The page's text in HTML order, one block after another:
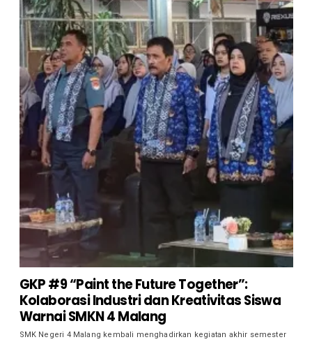
GKP #9 “Paint the Future Together”:
Kolaborasi Industri dan Kreativitas Siswa
Warnai SMKN 4 Malang
SMK Negeri 4 Malang kembali menghadirkan kegiatan akhir semester